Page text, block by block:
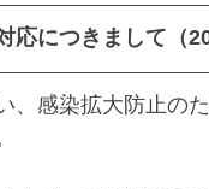
応につきまして（
、感染拡大防止の